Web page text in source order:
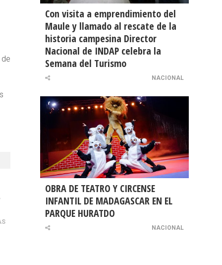
Con visita a emprendimiento del
Maule y llamado al rescate de la
historia campesina Director
Nacional de INDAP celebra la
Semana del Turismo
NACIONAL
OBRA DE TEATRO Y CIRCENSE
INFANTIL DE MADAGASCAR EN EL
PARQUE HURATDO
NACIONAL